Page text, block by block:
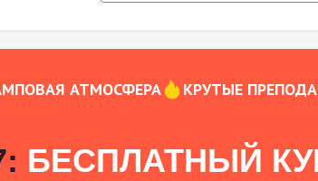
АТМОСФЕРА КРУТЫЕ
БЕСПЛАТНЫЙ